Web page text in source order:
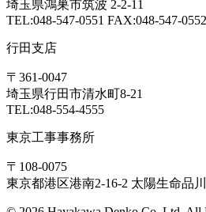
埼玉県鴻巣市筑波 2-2-11
TEL:048-547-0551 FAX:048-547-0552
行田支店
〒361-0047
埼玉県行田市清水町8-21
TEL:048-554-4555
東京工事事務所
〒108-0075
東京都港区港南2-16-2 太陽生命品